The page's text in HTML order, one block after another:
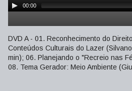
00:00
DVD A - 01. Reconhecimento do
Conteúdos Culturais do Lazer
min); 06. Planejando o "Recreio nas
08. Tema Gerador: Meio Ambiente